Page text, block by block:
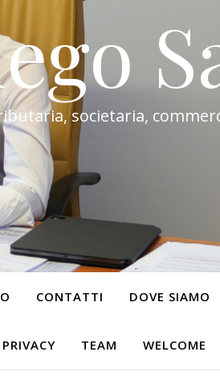
societaria,
CONTATTI DOVE SIAMO
PRIVACY TEAM WELCOME